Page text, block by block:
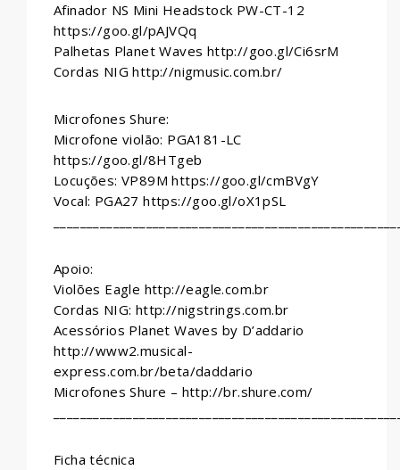
Afinador NS Mini Headstock PW-CT-12
https://goo.gl/pAJVQq
Palhetas Planet Waves http://goo.gl/Ci6srM
Cordas NIG http://nigmusic.com.br/
Microfones Shure:
Microfone violão: PGA181-LC
https://goo.gl/8HTgeb
Locuções: VP89M https://goo.gl/cmBVgY
Vocal: PGA27 https://goo.gl/oX1pSL
Apoio:
Violões Eagle http://eagle.com.br
Cordas NIG: http://nigstrings.com.br
Acessórios Planet Waves by D’addario
http://www2.musical-
express.com.br/beta/daddario
Microfones Shure – http://br.shure.com/
Ficha técnica